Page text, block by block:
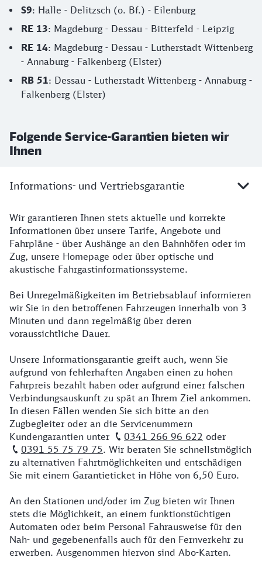
S9: Halle - Delitzsch (o. Bf.) - Eilenburg
RE 13: Magdeburg - Dessau - Bitterfeld - Leipzig
RE 14: Magdeburg - Dessau - Lutherstadt Wittenberg
- Annaburg - Falkenberg (Elster)
RB 51: Dessau - Lutherstadt Wittenberg - Annaburg -
Falkenberg (Elster)
Folgende Service-Garantien bieten wir
Ihnen
Informations- und Vertriebsgarantie
Wir garantieren Ihnen stets aktuelle und korrekte
Informationen über unsere Tarife, Angebote und
Fahrpläne - über Aushänge an den Bahnhöfen oder im
Zug, unsere Homepage oder über optische und
akustische Fahrgastinformationssysteme.
Bei Unregelmäßigkeiten im Betriebsablauf informieren
wir Sie in den betroffenen Fahrzeugen innerhalb von 3
Minuten und dann regelmäßig über deren
voraussichtliche Dauer.
Unsere Informationsgarantie greift auch, wenn Sie
aufgrund von fehlerhaften Angaben einen zu hohen
Fahrpreis bezahlt haben oder aufgrund einer falschen
Verbindungsauskunft zu spät an Ihrem Ziel ankommen.
In diesen Fällen wenden Sie sich bitte an den
Zugbegleiter oder an die Servicenummern
Kundengarantien unter
0341 266 96 622 oder
0391 55 75 79 75. Wir beraten Sie schnellstmöglich
zu alternativen Fahrtmöglichkeiten und entschädigen
Sie mit einem Garantieticket in Höhe von 6,50 Euro.
An den Stationen und/oder im Zug bieten wir Ihnen
stets die Möglichkeit, an einem funktionstüchtigen
Automaten oder beim Personal Fahrausweise für den
Nah- und gegebenenfalls auch für den Fernverkehr zu
erwerben. Ausgenommen hiervon sind Abo-Karten.